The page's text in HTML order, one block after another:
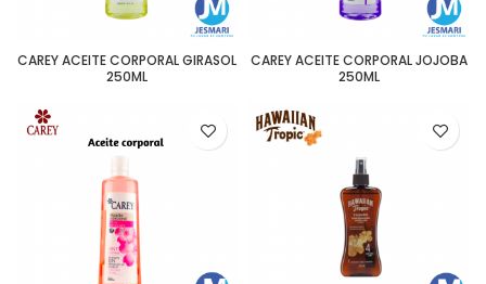
CAREY ACEITE CORPORAL GIRASOL
250ML
CAREY ACEITE CORPORAL JOJOBA
250ML